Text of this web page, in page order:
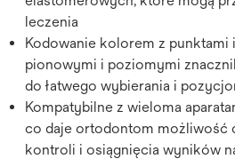
leczenia
Kodowanie kolorem z
pionowymi i poziomymi
do łatwego wybierania i
Kompatybilne z wieloma
co daje ortodontom możliwość
kontroli i osiągnięcia wyników